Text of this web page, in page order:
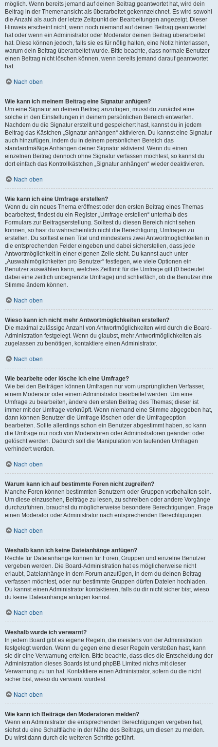
möglich. Wenn bereits jemand auf deinen Beitrag geantwortet hat, wird dein
Beitrag in der Themenansicht als überarbeitet gekennzeichnet. Es wird sowohl
die Anzahl als auch der letzte Zeitpunkt der Bearbeitungen angezeigt. Dieser
Hinweis erscheint nicht, wenn noch niemand auf deinen Beitrag geantwortet
hat oder wenn ein Administrator oder Moderator deinen Beitrag überarbeitet
hat. Diese können jedoch, falls sie es für nötig halten, eine Notiz hinterlassen,
warum dein Beitrag überarbeitet wurde. Bitte beachte, dass normale Benutzer
einen Beitrag nicht löschen können, wenn bereits jemand darauf geantwortet
hat.
Nach oben
Wie kann ich meinem Beitrag eine Signatur anfügen?
Um eine Signatur an deinen Beitrag anzufügen, musst du zunächst eine
solche in den Einstellungen in deinem persönlichen Bereich entwerfen.
Nachdem du die Signatur erstellt und gespeichert hast, kannst du in jedem
Beitrag das Kästchen „Signatur anhängen“ aktivieren. Du kannst eine Signatur
auch hinzufügen, indem du in deinem persönlichen Bereich das
standardmäßige Anhängen deiner Signatur aktivierst. Wenn du einen
einzelnen Beitrag dennoch ohne Signatur verfassen möchtest, so kannst du
dort einfach das Kontrollkästchen „Signatur anhängen“ wieder deaktivieren.
Nach oben
Wie kann ich eine Umfrage erstellen?
Wenn du ein neues Thema eröffnest oder den ersten Beitrag eines Themas
bearbeitest, findest du ein Register „Umfrage erstellen“ unterhalb des
Formulars zur Beitragserstellung. Solltest du diesen Bereich nicht sehen
können, so hast du wahrscheinlich nicht die Berechtigung, Umfragen zu
erstellen. Du solltest einen Titel und mindestens zwei Antwortmöglichkeiten in
die entsprechenden Felder eingeben und dabei sicherstellen, dass jede
Antwortmöglichkeit in einer eigenen Zeile steht. Du kannst auch unter
„Auswahlmöglichkeiten pro Benutzer“ festlegen, wie viele Optionen ein
Benutzer auswählen kann, welches Zeitlimit für die Umfrage gilt (0 bedeutet
dabei eine zeitlich unbegrenzte Umfrage) und schließlich, ob die Benutzer ihre
Stimme ändern können.
Nach oben
Wieso kann ich nicht mehr Antwortmöglichkeiten erstellen?
Die maximal zulässige Anzahl von Antwortmöglichkeiten wird durch die Board-
Administration festgelegt. Wenn du glaubst, mehr Antwortmöglichkeiten als
zugelassen zu benötigen, kontaktiere einen Administrator.
Nach oben
Wie bearbeite oder lösche ich eine Umfrage?
Wie bei den Beiträgen können Umfragen nur vom ursprünglichen Verfasser,
einem Moderator oder einem Administrator bearbeitet werden. Um eine
Umfrage zu bearbeiten, ändere den ersten Beitrag des Themas; dieser ist
immer mit der Umfrage verknüpft. Wenn niemand eine Stimme abgegeben hat,
dann können Benutzer die Umfrage löschen oder die Umfrageoption
bearbeiten. Sollte allerdings schon ein Benutzer abgestimmt haben, so kann
die Umfrage nur noch von Moderatoren oder Administratoren geändert oder
gelöscht werden. Dadurch soll die Manipulation von laufenden Umfragen
verhindert werden.
Nach oben
Warum kann ich auf bestimmte Foren nicht zugreifen?
Manche Foren können bestimmten Benutzern oder Gruppen vorbehalten sein.
Um diese einzusehen, Beiträge zu lesen, zu schreiben oder andere Vorgänge
durchzuführen, brauchst du möglicherweise besondere Berechtigungen. Frage
einen Moderator oder Administrator nach entsprechenden Berechtigungen.
Nach oben
Weshalb kann ich keine Dateianhänge anfügen?
Rechte für Dateianhänge können für Foren, Gruppen und einzelne Benutzer
vergeben werden. Die Board-Administration hat es möglicherweise nicht
erlaubt, Dateianhänge in dem Forum anzufügen, in dem du deinen Beitrag
verfassen möchtest, oder nur bestimmte Gruppen dürfen Dateien hochladen.
Du kannst einen Administrator kontaktieren, falls du dir nicht sicher bist, wieso
du keine Dateianhänge anfügen kannst.
Nach oben
Weshalb wurde ich verwarnt?
In jedem Board gibt es eigene Regeln, die meistens von der Administration
festgelegt werden. Wenn du gegen eine dieser Regeln verstoßen hast, kann
sie dir eine Verwarnung erteilen. Bitte beachte, dass dies die Entscheidung der
Administration dieses Boards ist und phpBB Limited nichts mit dieser
Verwarnung zu tun hat. Kontaktiere einen Administrator, sofern du die nicht
sicher bist, wieso du verwarnt wurdest.
Nach oben
Wie kann ich Beiträge den Moderatoren melden?
Wenn ein Administrator die entsprechenden Berechtigungen vergeben hat,
siehst du eine Schaltfläche in der Nähe des Beitrags, um diesen zu melden.
Du wirst dann durch die weiteren Schritte geführt.